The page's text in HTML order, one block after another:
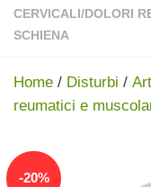
CERVICALI/DOLORI
SCHIENA
Home / Disturbi /
reumatici e
-20%